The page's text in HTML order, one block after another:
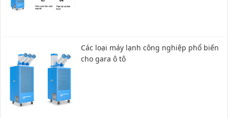
Các loại máy lạnh công nghiệp phổ biến
cho gara ô tô